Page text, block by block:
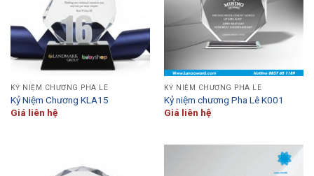
KỶ NIỆM CHƯƠNG PHA LÊ
Kỷ Niệm Chương KLA15
Giá liên hệ
KỶ NIỆM CHƯƠNG PHA LÊ
Kỷ niệm chương Pha Lê K001
Giá liên hệ